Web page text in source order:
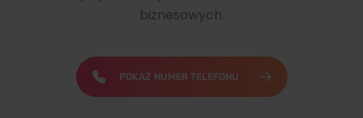
biznesowych.
POKAŻ NUMER TELEFONU